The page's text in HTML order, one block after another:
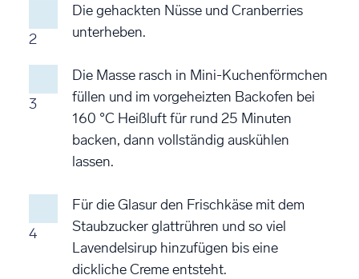
2
Die gehackten Nüsse und Cranberries
unterheben.
3
Die Masse rasch in Mini-Kuchenförmchen
füllen und im vorgeheizten Backofen bei
160 °C Heißluft für rund 25 Minuten
backen, dann vollständig auskühlen
lassen.
4
Für die Glasur den Frischkäse mit dem
Staubzucker glattrühren und so viel
Lavendelsirup hinzufügen bis eine
dickliche Creme entsteht.